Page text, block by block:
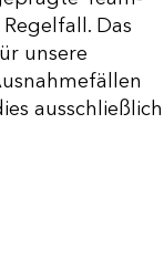
Das
unsere
ausschließlich